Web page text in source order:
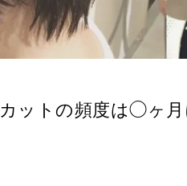
カットの頻度は◯ヶ月